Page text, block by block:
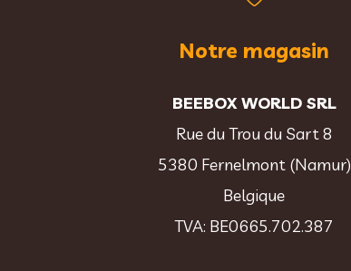
Notre magasin
BEEBOX WORLD SRL
Rue du Trou du Sart 8
5380 Fernelmont (Namur)
Belgique
TVA: BE0665.702.387